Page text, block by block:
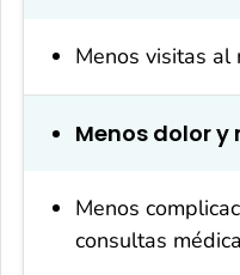
Menos visitas al
Menos dolor
Menos
consultas